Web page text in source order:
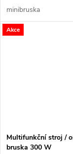
minibruska
Akce
Multifunkční stroj /
bruska 300 W